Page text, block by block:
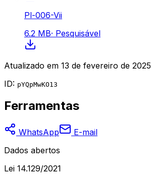
Pl-006-Vii
6.2 MB· Pesquisável
Atualizado em 13 de fevereiro de 2025
ID: pYQpMwKO13
Ferramentas
WhatsApp
E-mail
Dados abertos
Lei 14.129/2021